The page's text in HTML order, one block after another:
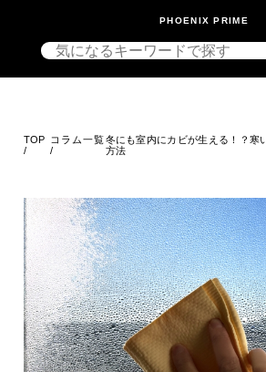
PHOENIX PRIME
TOP
/
コラム一覧
/
冬にも室内にカビが生える！？寒
方法